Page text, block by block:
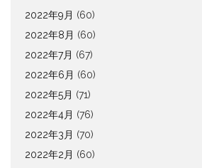
2022年9月 (60)
2022年8月 (60)
2022年7月 (67)
2022年6月 (60)
2022年5月 (71)
2022年4月 (76)
2022年3月 (70)
2022年2月 (60)